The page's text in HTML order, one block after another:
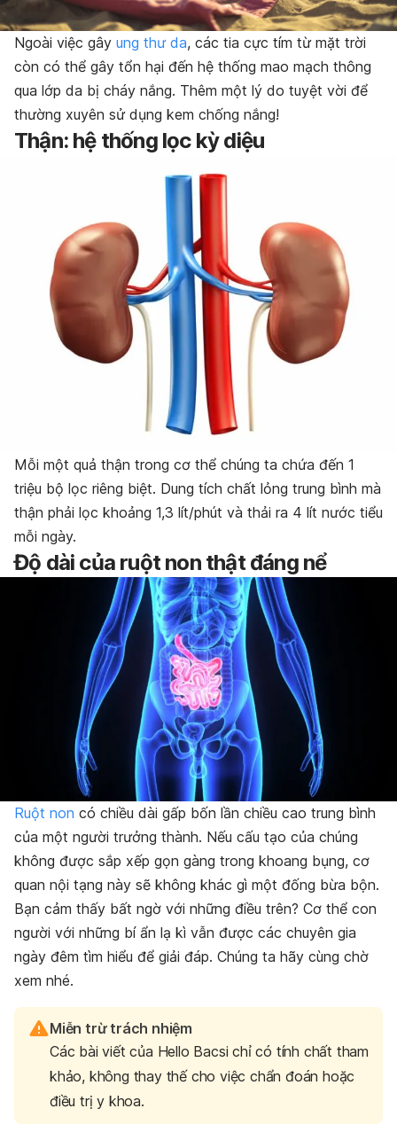
Ngoài việc gây ung thư da, các tia cực tím từ mặt trời
còn có thể gây tổn hại đến hệ thống mao mạch thông
qua lớp da bị cháy nắng. Thêm một lý do tuyệt vời để
thường xuyên sử dụng kem chống nắng!
Thận: hệ thống lọc kỳ diệu
Mỗi một quả thận trong cơ thể chúng ta chứa đến 1
triệu bộ lọc riêng biệt. Dung tích chất lỏng trung bình mà
thận phải lọc khoảng 1,3 lít/phút và thải ra 4 lít nước tiểu
mỗi ngày.
Độ dài của ruột non thật đáng nể
Ruột non có chiều dài gấp bốn lần chiều cao trung bình
của một người trưởng thành. Nếu cấu tạo của chúng
không được sắp xếp gọn gàng trong khoang bụng, cơ
quan nội tạng này sẽ không khác gì một đống bừa bộn.
Bạn cảm thấy bất ngờ với những điều trên? Cơ thể con
người với những bí ẩn lạ kì vẫn được các chuyên gia
ngày đêm tìm hiểu để giải đáp. Chúng ta hãy cùng chờ
xem nhé.
Miễn trừ trách nhiệm
Các bài viết của Hello Bacsi chỉ có tính chất tham
khảo, không thay thế cho việc chẩn đoán hoặc
điều trị y khoa.